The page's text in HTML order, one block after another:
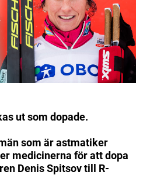
ut som dopade.
som är astmatiker
medicinerna för att dopa
Denis Spitsov till R-